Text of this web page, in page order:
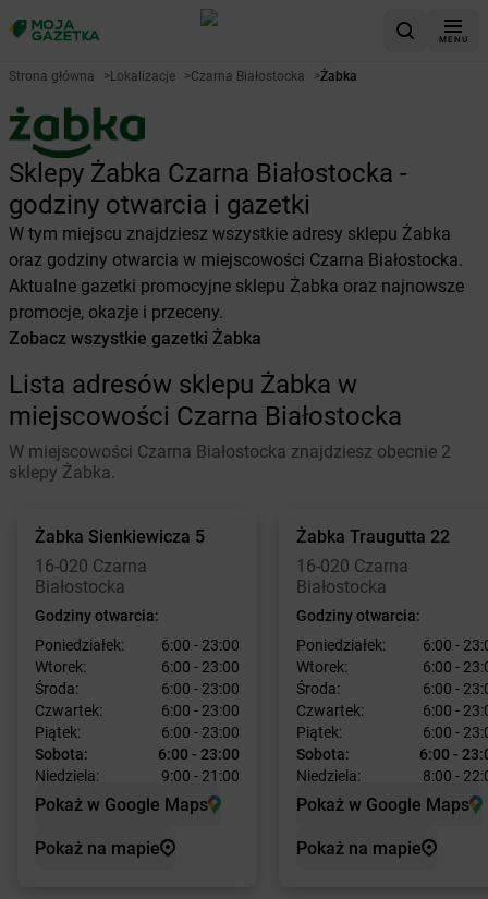
MENU
Strona główna >Lokalizacje >Czarna Białostocka >Żabka
Sklepy Żabka Czarna Białostocka -
godziny otwarcia i gazetki
W tym miejscu znajdziesz wszystkie adresy sklepu Żabka
oraz godziny otwarcia w miejscowości Czarna Białostocka.
Aktualne gazetki promocyjne sklepu Żabka oraz najnowsze
promocje, okazje i przeceny.
Zobacz wszystkie gazetki Żabka
Lista adresów sklepu Żabka w
miejscowości Czarna Białostocka
W miejscowości Czarna Białostocka znajdziesz obecnie 2
sklepy Żabka.
Żabka Sienkiewicza 5
16-020 Czarna
Białostocka
Godziny otwarcia:
Poniedziałek:
6:00 - 23:00
Wtorek:
6:00 - 23:00
Środa:
6:00 - 23:00
Czwartek:
6:00 - 23:00
Piątek:
6:00 - 23:00
Sobota:
6:00 - 23:00
Niedziela:
9:00 - 21:00
Pokaż w Google Maps
Pokaż na mapie
Żabka Traugutta 22
16-020 Czarna
Białostocka
Godziny otwarcia:
Poniedziałek:
6:00 -
Wtorek:
6:00 -
Środa:
6:00 -
Czwartek:
6:00 -
Piątek:
6:00 -
Sobota:
6:00 -
Niedziela:
8:00 -
Pokaż w Google Maps
Pokaż na mapie